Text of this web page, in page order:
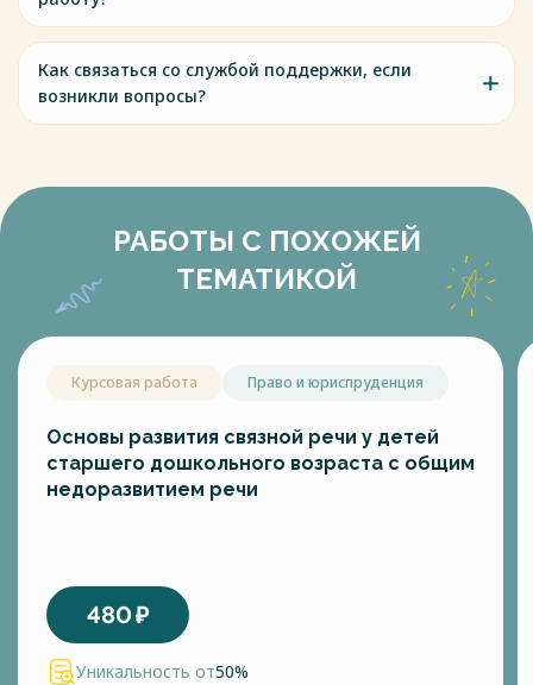
Как связаться со службой поддержки, если
возникли вопросы?
РАБОТЫ С ПОХОЖЕЙ
ТЕМАТИКОЙ
Курсовая работа Право и юриспруденция
Основы развития связной речи у детей
старшего дошкольного возраста с общим
недоразвитием речи
480₽
Уникальность от50%